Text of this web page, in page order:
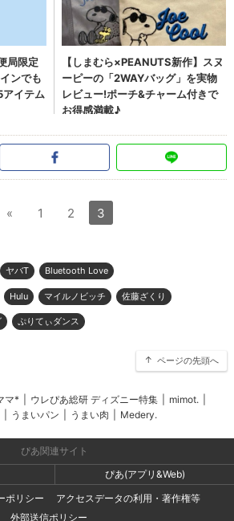
« 1 2 3
ヤバT Bluetooth Love
Hulu マイルノビッチ 佐藤ざくり
ぷりてぃダンス
ページの先頭へ
マ* ウレぴあ総研 ディズニー特集 mimot.
うまいパン うまい肉 Medery.
ぴあ関連サイト
ぴあ(アプリ&Web)
ポリシー
アクセスデータの利用・著作権等
外部送信ポリシー